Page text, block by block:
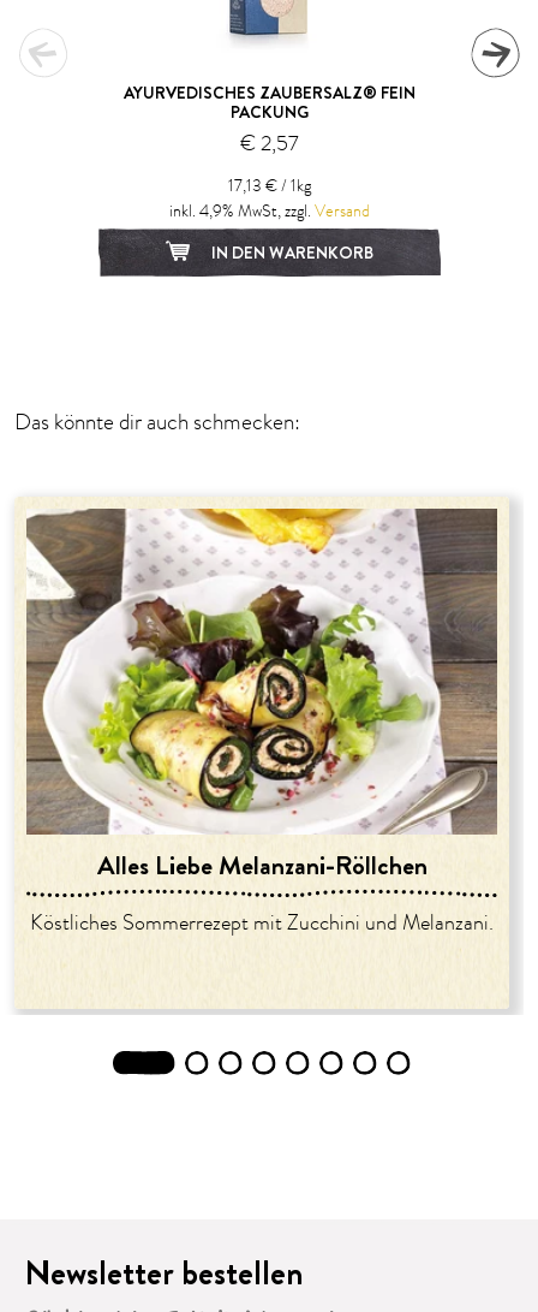
AYURVEDISCHES ZAUBERSALZ® FEIN
PACKUNG
€ 2,57
17,13 € / 1kg
inkl. 4,9% MwSt, zzgl. Versand
IN DEN WARENKORB
Das könnte dir auch schmecken:
Alles Liebe Melanzani-Röllchen
Köstliches Sommerrezept mit Zucchini und Melanzani.
2 3 4 5 6 7 8
Newsletter bestellen